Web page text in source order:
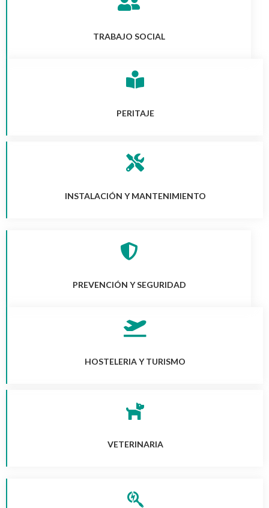
TRABAJO SOCIAL
PERITAJE
INSTALACIÓN Y MANTENIMIENTO
PREVENCIÓN Y SEGURIDAD
HOSTELERIA Y TURISMO
VETERINARIA